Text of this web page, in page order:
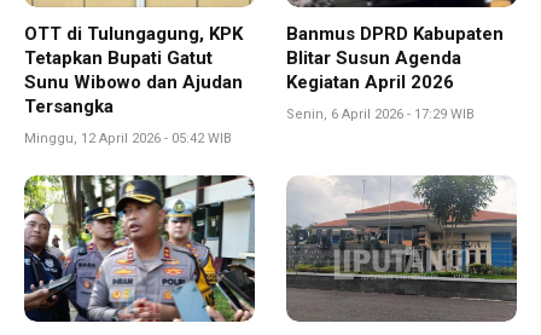
OTT di Tulungagung, KPK
Tetapkan Bupati Gatut
Sunu Wibowo dan Ajudan
Tersangka
Minggu, 12 April 2026 - 05:42 WIB
Banmus DPRD Kabupaten
Blitar Susun Agenda
Kegiatan April 2026
Senin, 6 April 2026 - 17:29 WIB